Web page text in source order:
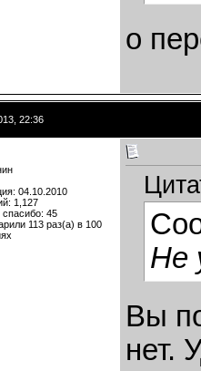
о
22:36
04.10.2010
1,127
45
113 раз(а) в 100
Не
Вы
нет.